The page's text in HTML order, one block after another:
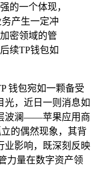
的一个体现，
产生一定冲
密领域的管
续TP钱包如
钱包宛如一颗备受
光，近日一则消息如
波澜——苹果应用商
的偶然现象，其背
业影响，既深刻反映
力量在数字资产领